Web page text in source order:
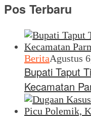
Pos Terbaru
BeritaAgustus
Bupati Taput
Kecamatan